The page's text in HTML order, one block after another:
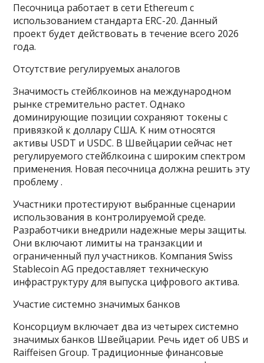
Песочница работает в сети Ethereum с
использованием стандарта ERC-20. Данный
проект будет действовать в течение всего 2026
года.
Отсутствие регулируемых аналогов
Значимость стейблкоинов на международном
рынке стремительно растет. Однако
доминирующие позиции сохраняют токены с
привязкой к доллару США. К ним относятся
активы USDT и USDC. В Швейцарии сейчас нет
регулируемого стейблкоина с широким спектром
применения. Новая песочница должна решить эту
проблему .
Участники протестируют выбранные сценарии
использования в контролируемой среде.
Разработчики внедрили надежные меры защиты.
Они включают лимиты на транзакции и
ограниченный пул участников. Компания Swiss
Stablecoin AG предоставляет техническую
инфраструктуру для выпуска цифрового актива.
Участие системно значимых банков
Консорциум включает два из четырех системно
значимых банков Швейцарии. Речь идет об UBS и
Raiffeisen Group. Традиционные финансовые